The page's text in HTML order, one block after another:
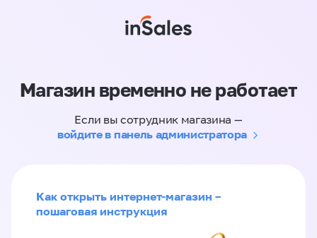
Магазин временно не работает
Если вы сотрудник магазина —
войдите в панель администратора
Как открыть интернет-магазин –
пошаговая инструкция